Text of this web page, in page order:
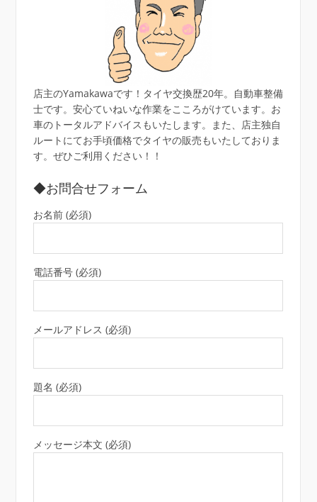
店主のYamakawaです！タイヤ交換歴20年。自動車整備
士です。安心ていねいな作業をこころがけています。お
車のトータルアドバイスもいたします。また、店主独自
ルートにてお手頃価格でタイヤの販売もいたしておりま
す。ぜひご利用ください！！
◆お問合せフォーム
お名前 (必須)
電話番号 (必須)
メールアドレス (必須)
題名 (必須)
メッセージ本文 (必須)